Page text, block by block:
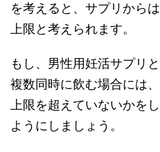
を考えると、サプリから
上限と考えられます。
もし、男性用妊活サプリ
複数同時に飲む場合には
上限を超えていないかを
ようにしましょう。